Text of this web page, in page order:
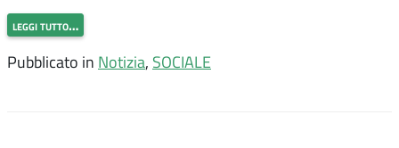
leggi tutto…
Pubblicato in Notizia, SOCIALE